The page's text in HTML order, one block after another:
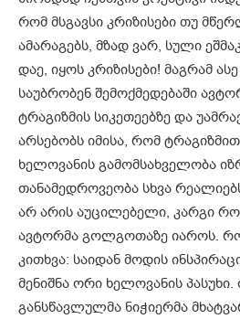
რომ მსგავსი კრიზისები თუ
ამარაგებს, მზად ვარ, სული
დაე, იყოს კრიზისები! მაგრამ
საუბრობენ შემოქმედებაში
ტრაგიზმის სიკეთეებზე და
არსებობს იმისა, რომ
ხელოვანის გამომსახველობა
თანამედროვეობა სხვა
არ არის აუცილებელი, კარგი
ავტორმა გოლგოთაზე იაროს.
კითხვა: საიდან მოდის
მენიშნა ორი ხელოვანის
განსწავლულმა ნიჭიერმა